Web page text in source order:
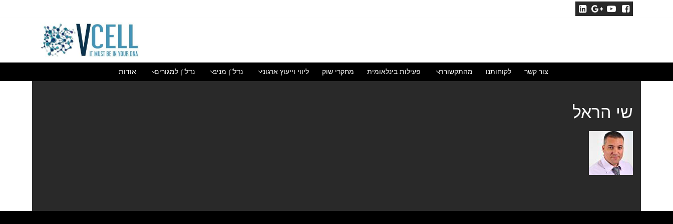
אודות נדל"ן למגורים נדל"ן מניב ליווי וייעוץ ארגוני מחקרי שוק פעילות בינלאומית מהתקשורת לקוחותנו צור קשר
שי הראל